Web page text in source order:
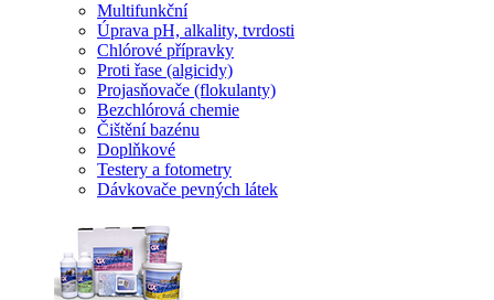
Multifunkční
Úprava pH, alkality, tvrdosti
Chlórové přípravky
Proti řase (algicidy)
Projasňovače (flokulanty)
Bezchlórová chemie
Čištění bazénu
Doplňkové
Testery a fotometry
Dávkovače pevných látek